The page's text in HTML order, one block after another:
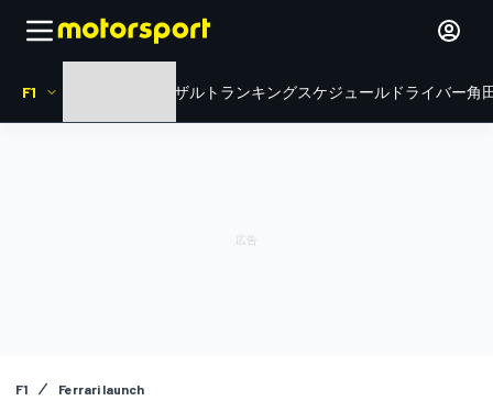
F1 リザルト ランキングスケジュール ドライバー角
F1 Ferrari launch